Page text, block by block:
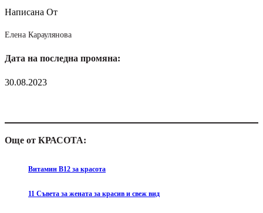
Написана От
Елена Караулянова
Дата на последна промяна:
30.08.2023
Още от КРАСОТА:
Витамин B12 за красота
11 Съвета за жената за красив и свеж вид